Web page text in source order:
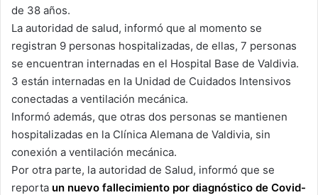
de 38 años.
La autoridad de salud, informó que al momento se
registran 9 personas hospitalizadas, de ellas, 7 personas
se encuentran internadas en el Hospital Base de Valdivia.
3 están internadas en la Unidad de Cuidados Intensivos
conectadas a ventilación mecánica.
Informó además, que otras dos personas se mantienen
hospitalizadas en la Clínica Alemana de Valdivia, sin
conexión a ventilación mecánica.
Por otra parte, la autoridad de Salud, informó que se
reporta un nuevo fallecimiento por diagnóstico de Covid-